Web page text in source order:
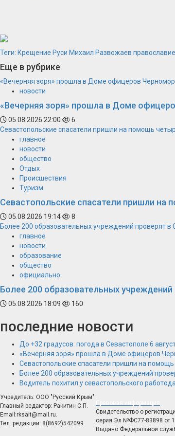
Теги: Крещение Руси Михаил Развожаев православие
Еще в рубрике
«Вечерняя зоря» прошла в Доме офицеров
новости
«Вечерняя зоря» прошла в Доме
05.08.2026 22:00
6
Севастопольские спасатели пришли на помощь
главное
новости
общество
Отдых
Происшествия
Туризм
Севастопольские спасатели пришли
05.08.2026 19:14
8
Более 200 образовательных учреждений проверят в
главное
новости
образование
общество
официально
Более 200 образовательных
05.08.2026 18:09 160
последние новости
До +32 градусов: погода в Севастополе 6
«Вечерняя зоря» прошла в Доме офицеров
Севастопольские спасатели пришли на
Более 200 образовательных учреждений
Водитель похитил у севастопольского
Учредитель: ООО "Русский Крым".
Главный редактор: Ракитин С.П.
Email:rksait@mail.ru.
Тел. редакции: 8(8692)542099.
Свидетельство о
серия Эл №ФС77-83898 от
Выдано Федеральной